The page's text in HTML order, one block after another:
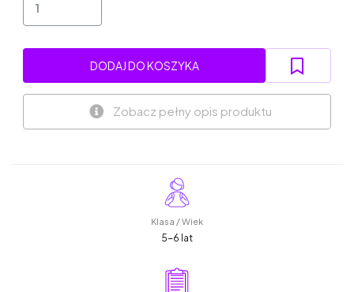
DODAJ DO KOSZYKA
Zobacz pełny opis produktu
Klasa / Wiek
5-6 lat